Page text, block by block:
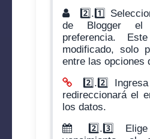
2️⃣.1️⃣
de Blogger
preferencia.
modificado, solo
entre las opciones
2️⃣.2️⃣
redireccionará el
los datos.
2️⃣.3️⃣